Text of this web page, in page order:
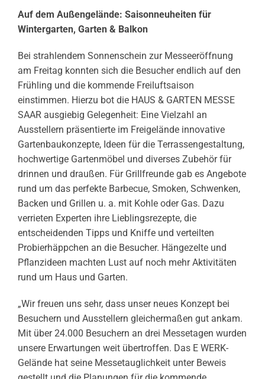
Auf dem Außengelände: Saisonneuheiten für
Wintergarten, Garten & Balkon
Bei strahlendem Sonnenschein zur Messeeröffnung
am Freitag konnten sich die Besucher endlich auf den
Frühling und die kommende Freiluftsaison
einstimmen. Hierzu bot die HAUS & GARTEN MESSE
SAAR ausgiebig Gelegenheit: Eine Vielzahl an
Ausstellern präsentierte im Freigelände innovative
Gartenbaukonzepte, Ideen für die Terrassengestaltung,
hochwertige Gartenmöbel und diverses Zubehör für
drinnen und draußen. Für Grillfreunde gab es Angebote
rund um das perfekte Barbecue, Smoken, Schwenken,
Backen und Grillen u. a. mit Kohle oder Gas. Dazu
verrieten Experten ihre Lieblingsrezepte, die
entscheidenden Tipps und Kniffe und verteilten
Probierhäppchen an die Besucher. Hängezelte und
Pflanzideen machten Lust auf noch mehr Aktivitäten
rund um Haus und Garten.
„Wir freuen uns sehr, dass unser neues Konzept bei
Besuchern und Ausstellern gleichermaßen gut ankam.
Mit über 24.000 Besuchern an drei Messetagen wurden
unsere Erwartungen weit übertroffen. Das E WERK-
Gelände hat seine Messetauglichkeit unter Beweis